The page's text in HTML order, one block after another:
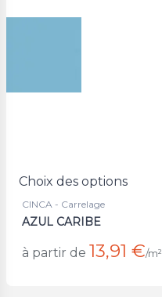
Choix des options
CINCA - Carrelage
AZUL CARIBE
à partir de 13,91 €/m²